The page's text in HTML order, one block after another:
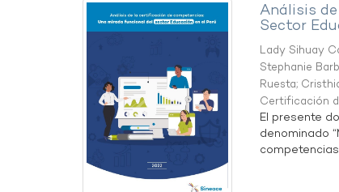
Análisis
Sector
Lady Sihuay
Stephanie
Ruesta;
Certificación
El presente
denominado
competencias